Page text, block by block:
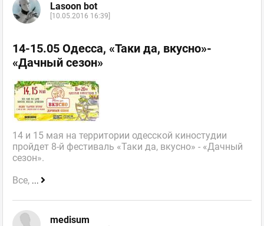
Lasoon bot
[10.05.2016 16:39]
14-15.05 Одесса, «Таки да, вкусно»-
«Дачный сезон»
14 и 15 мая на территории одесской киностудии
пройдет 8-й фестиваль «Таки да, вкусно» - «Дачный
сезон».
Все, ...
medisum